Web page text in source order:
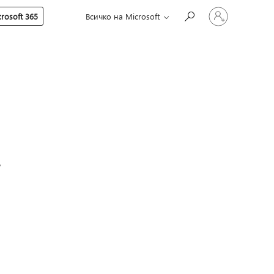
365 Всичко на Microsoft
Влезте
във
вашия